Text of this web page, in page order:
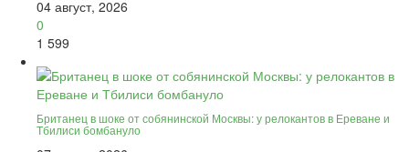
04 август, 2026
0
1 599
Британец в шоке от собянинской Москвы: у релокантов в Ереване и
Тбилиси бомбануло